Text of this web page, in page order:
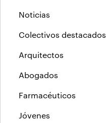
Noticias
Colectivos destacados
Arquitectos
Abogados
Farmacéuticos
Jóvenes